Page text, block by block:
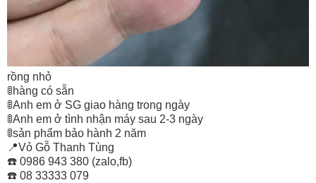
rồng nhỏ
🚦hàng có sẵn
🚦Anh em ở SG giao hàng trong ngày
🚦Anh em ở tình nhận máy sau 2-3 ngày
🚦sản phẩm bảo hành 2 năm
📍Vỏ Gỗ Thanh Tùng
☎️ 0986 943 380 (zalo,fb)
☎️ 08 33333 079